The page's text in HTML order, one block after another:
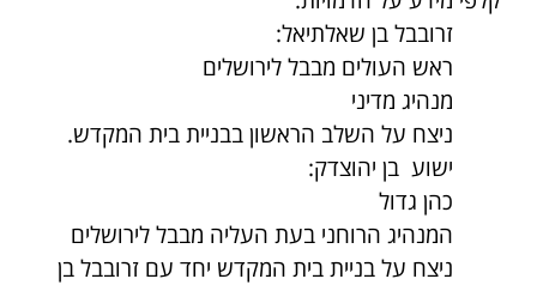
זרובבל בן שאלתיאל:
ראש העולים מבבל לירושלים
מנהיג מדיני
ניצח על השלב הראשון בבניית בית המקדש.
ישוע בן יהוצדק:
כהן גדול
המנהיג הרוחני בעת העליה מבבל לירושלים
ניצח על בניית בית המקדש יחד עם זרובבל בן